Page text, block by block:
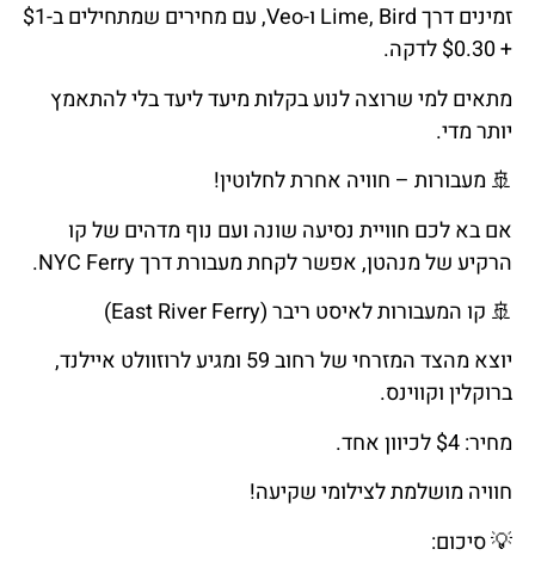
זמינים דרך Lime, Bird ו-Veo, עם מחירים שמתחילים ב-$1
+ $0.30 לדקה.
מתאים למי שרוצה לנוע בקלות מיעד ליעד בלי להתאמץ
יותר מדי.
🚢 מעבורות – חוויה אחרתלחלוטין!
אם בא לכם חוויית נסיעה שונה ועם נוף מדהים של קו
הרקיע של מנהטן, אפשר לקחת מעבורת דרך NYC Ferry.
🚢 קוהמעבורותלאיסט ריבר(East River Ferry)
יוצא מהצד המזרחי של רחוב 59 ומגיע לרוזוולט איילנד,
ברוקלין וקווינס.
מחיר: $4 לכיוון אחד.
חוויה מושלמת לצילומי שקיעה!
💡סיכום: